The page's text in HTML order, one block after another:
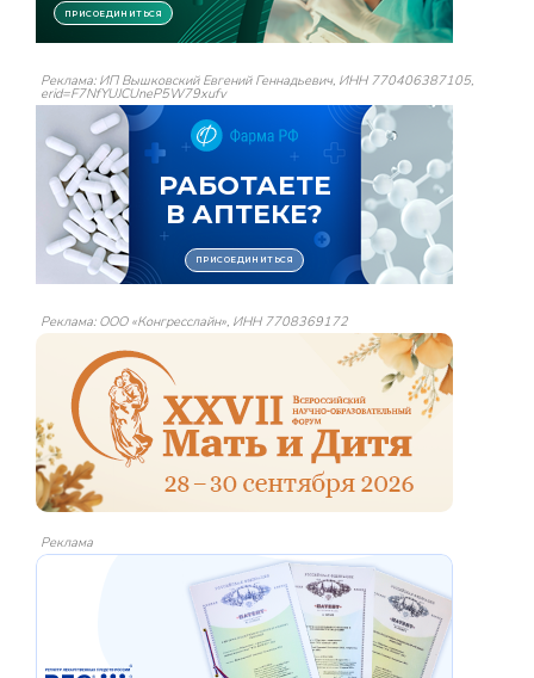
Реклама: ИП Вышковский Евгений Геннадьевич, ИНН 770406387105,
erid=F7NfYUJCUneP5W79xufv
Реклама: ООО «Конгресслайн», ИНН 7708369172
Реклама